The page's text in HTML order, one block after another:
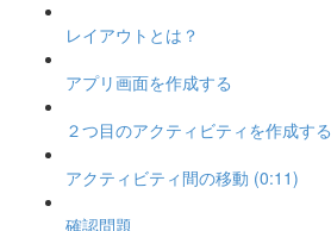
レイアウトとは？
アプリ画面を作成する
２つ目のアクティビティを作成する
アクティビティ間の移動 (0:11)
確認問題